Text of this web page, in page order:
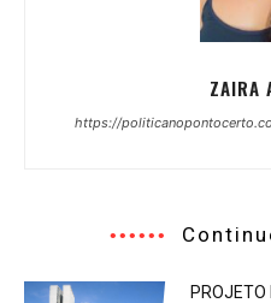
ZAIRA
https://
PROJETO